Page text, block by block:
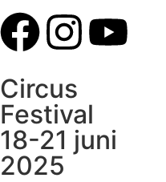
Circus
Festival
18-21 juni
2025